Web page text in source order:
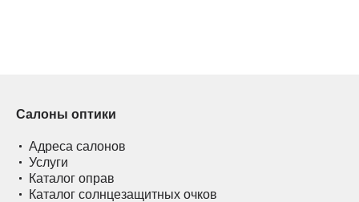
Салоны оптики
Адреса салонов
Услуги
Каталог оправ
Каталог солнцезащитных очков